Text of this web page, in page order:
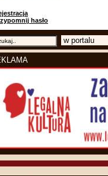
hasło